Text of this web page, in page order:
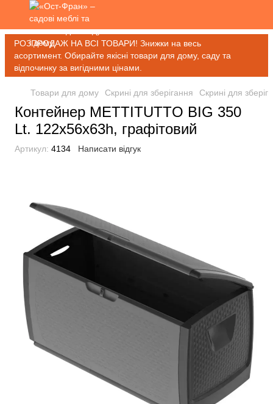
РОЗПРОДАЖ НА ВСІ ТОВАРИ! Знижки на весь
асортимент. Обирайте якісні товари для дому, саду та
відпочинку за вигідними цінами.
Товари для дому Скрині для зберігання Скрині для
Контейнер METTITUTTO BIG 350
Lt. 122x56x63h, графітовий
Артикул: 4134 Написати відгук